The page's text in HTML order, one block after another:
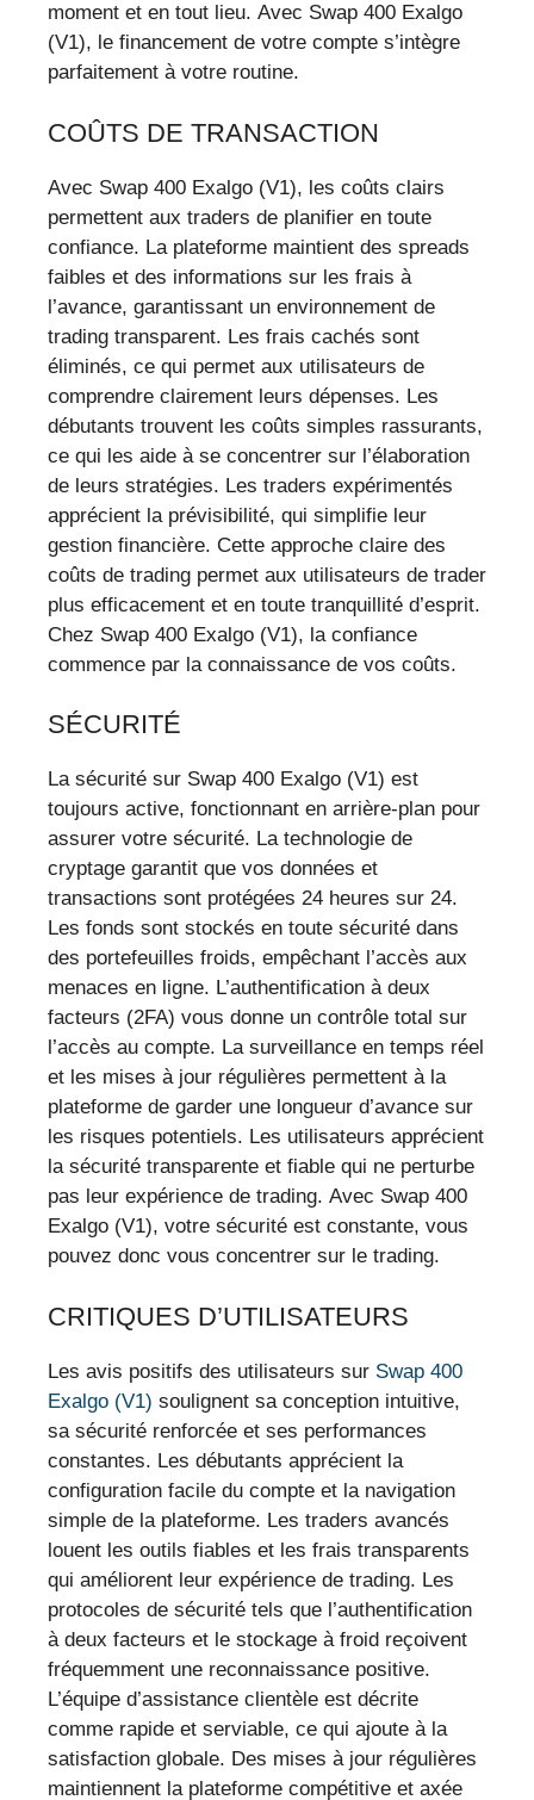
moment et en tout lieu. Avec Swap 400 Exalgo
(V1), le financement de votre compte s’intègre
parfaitement à votre routine.
COÛTS DE TRANSACTION
Avec Swap 400 Exalgo (V1), les coûts clairs
permettent aux traders de planifier en toute
confiance. La plateforme maintient des spreads
faibles et des informations sur les frais à
l’avance, garantissant un environnement de
trading transparent. Les frais cachés sont
éliminés, ce qui permet aux utilisateurs de
comprendre clairement leurs dépenses. Les
débutants trouvent les coûts simples rassurants,
ce qui les aide à se concentrer sur l’élaboration
de leurs stratégies. Les traders expérimentés
apprécient la prévisibilité, qui simplifie leur
gestion financière. Cette approche claire des
coûts de trading permet aux utilisateurs de trader
plus efficacement et en toute tranquillité d’esprit.
Chez Swap 400 Exalgo (V1), la confiance
commence par la connaissance de vos coûts.
SÉCURITÉ
La sécurité sur Swap 400 Exalgo (V1) est
toujours active, fonctionnant en arrière-plan pour
assurer votre sécurité. La technologie de
cryptage garantit que vos données et
transactions sont protégées 24 heures sur 24.
Les fonds sont stockés en toute sécurité dans
des portefeuilles froids, empêchant l’accès aux
menaces en ligne. L’authentification à deux
facteurs (2FA) vous donne un contrôle total sur
l’accès au compte. La surveillance en temps réel
et les mises à jour régulières permettent à la
plateforme de garder une longueur d’avance sur
les risques potentiels. Les utilisateurs apprécient
la sécurité transparente et fiable qui ne perturbe
pas leur expérience de trading. Avec Swap 400
Exalgo (V1), votre sécurité est constante, vous
pouvez donc vous concentrer sur le trading.
CRITIQUES D’UTILISATEURS
Les avis positifs des utilisateurs sur Swap 400
Exalgo (V1) soulignent sa conception intuitive,
sa sécurité renforcée et ses performances
constantes. Les débutants apprécient la
configuration facile du compte et la navigation
simple de la plateforme. Les traders avancés
louent les outils fiables et les frais transparents
qui améliorent leur expérience de trading. Les
protocoles de sécurité tels que l’authentification
à deux facteurs et le stockage à froid reçoivent
fréquemment une reconnaissance positive.
L’équipe d’assistance clientèle est décrite
comme rapide et serviable, ce qui ajoute à la
satisfaction globale. Des mises à jour régulières
maintiennent la plateforme compétitive et axée